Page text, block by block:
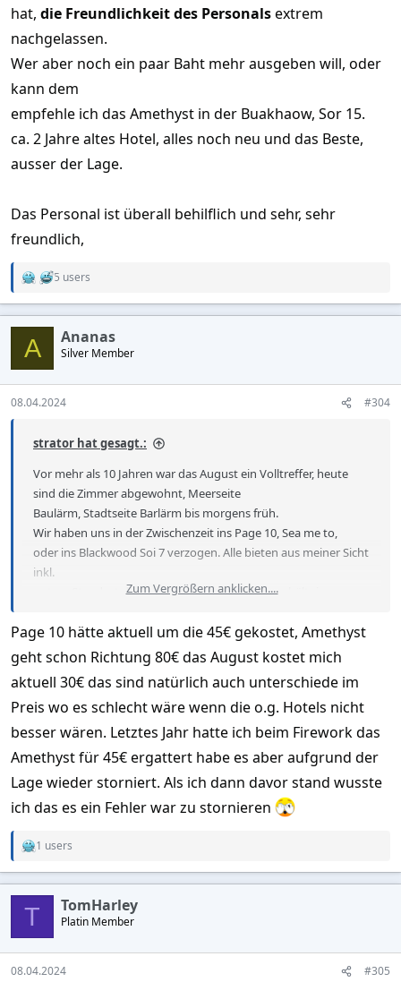
hat, die Freundlichkeit des Personalsextrem
nachgelassen.
Wer aber noch ein paar Baht mehr ausgeben will, oder
kann dem
empfehle ich das Amethyst in der Buakhaow, Sor 15.
ca. 2 Jahre altes Hotel, alles noch neu und das Beste,
ausser der Lage.
Das Personal ist überall behilflich und sehr, sehr
freundlich,
R
a
c
o
n
s
5 users
A Ananas
Silver Member
08.04.2024 #304
strator hat gesagt.:
Vor mehr als 10 Jahren war das August ein Volltreffer, heute
sind die Zimmer abgewohnt, Meerseite
Baulärm, Stadtseite Barlärm bis morgens früh.
Wir haben uns in der Zwischenzeit ins Page 10, Sea me to,
oder ins Blackwood Soi 7 verzogen. Alle bieten aus meiner Sicht
inkl.
gutem Standort das bessere Preis- Leistungsverhältnis.
übernommen
hat,die Freundlichkeit des Personalsextrem nachgelassen.
Wer aber noch ein paar Baht mehr ausgeben will, oder kann
dem
empfehle ich das Amethyst in der Buakhaow, Sor 15.
ca. 2 Jahre altes Hotel, alles noch neu und das Beste, ausser der
Lage.
Das Personal ist überall behilflich und sehr, sehr freundlich,
Zum Vergrößern anklicken....
Page 10 hätte aktuell um die 45€ gekostet, Amethyst
geht schon Richtung 80€ das August kostet mich
aktuell 30€ das sind natürlich auch unterschiede im
Preis wo es schlecht wäre wenn die o.g. Hotels nicht
besser wären. Letztes Jahr hatte ich beim Firework das
Amethyst für 45€ ergattert habe es aber aufgrund der
Lage wieder storniert. Als ich dann davor stand wusste
ich das es ein Fehler war zu stornieren
R
a
c
o
n
s
1 users
T TomHarley
Platin Member
08.04.2024 #305